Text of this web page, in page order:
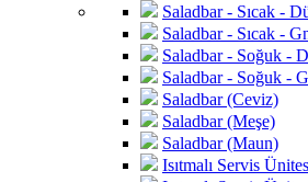
Saladbar - Sıcak -
Saladbar - Sıcak -
Saladbar - Soğuk -
Saladbar - Soğuk -
Saladbar (Ceviz)
Saladbar (Meşe)
Saladbar (Maun)
Isıtmalı Servis